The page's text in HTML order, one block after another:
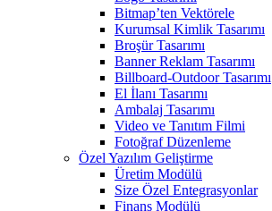
Bitmap’ten Vektörele
Kurumsal Kimlik Tasarımı
Broşür Tasarımı
Banner Reklam Tasarımı
Billboard-Outdoor Tasarımı
El İlanı Tasarımı
Ambalaj Tasarımı
Video ve Tanıtım Filmi
Fotoğraf Düzenleme
Özel Yazılım Geliştirme
Üretim Modülü
Size Özel Entegrasyonlar
Finans Modülü